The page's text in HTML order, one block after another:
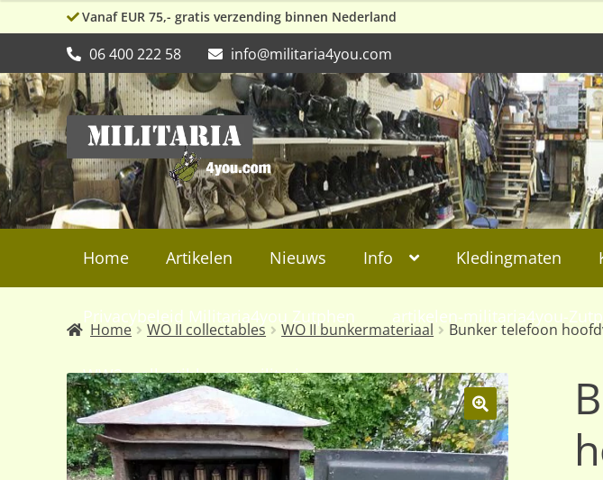
Vanaf EUR 75,- gratis verzending binnen Nederland
06 400 222 58 info@militaria4you.com
Ga
door
naar
navigatie
Ga
naar
de
inhoud
Home Artikelen Nieuws Info Kledingmaten
Privacybeleid Militaria4you Zutphen artikelen-militaria4you-
WW2, collectibles en militaria
Home WO II collectables WO II bunkermateriaal Bunker telefoon
🔍